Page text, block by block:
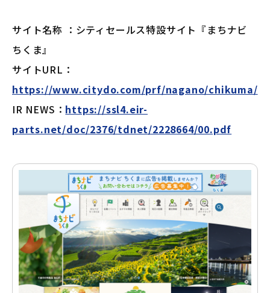
サイト名称 ：シティセールス特設サイト『まちナビ
ちくま』
サイトURL：
https://www.citydo.com/prf/nagano/chikuma/
IR NEWS： https://ssl4.eir-
parts.net/doc/2376/tdnet/2228664/00.pdf